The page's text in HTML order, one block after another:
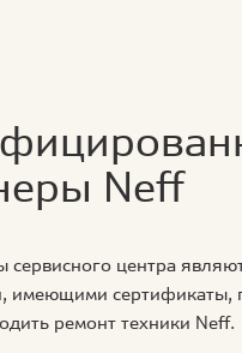
Neff
сервисного центра
имеющими
ремонт техники Neff.